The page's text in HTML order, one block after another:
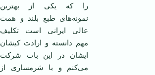
را که یکی از بهترین
نمونه‌های طبع بلند و همت
عالی ایرانی است تکلیف
مهم دانسته و ارادت کیشان
ایشان در این باب شرکت
می‌کنم و با شرمساری از